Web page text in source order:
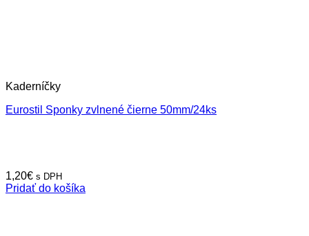
Kaderníčky
Eurostil Sponky zvlnené čierne 50mm/24ks
1,20€ s DPH
Pridať do košíka